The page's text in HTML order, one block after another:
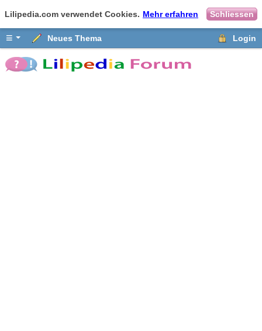
Lilipedia.com verwendet Cookies. Mehr erfahren Schliessen
≡ Neues Thema Login